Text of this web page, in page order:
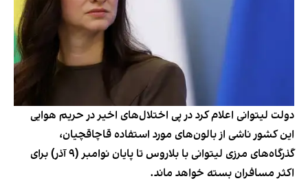
دولت لیتوانی اعلام کرد در پی اختلال‌های اخیر در حریم هوایی
این کشور ناشی از بالون‌های مورد استفاده قاچاقچیان،
گذرگاه‌های مرزی لیتوانی با بلاروس تا پایان نوامبر (۹ آذر) برای
اکثر مسافران بسته خواهد ماند.